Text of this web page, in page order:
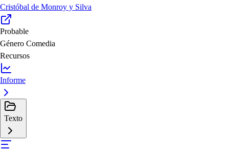
Cristóbal de Monroy y Silva
Probable
Género Comedia
Recursos
Informe
Texto